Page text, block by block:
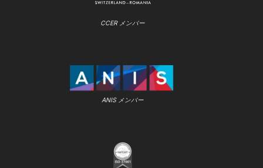
CCER メンバー
ANIS メンバー